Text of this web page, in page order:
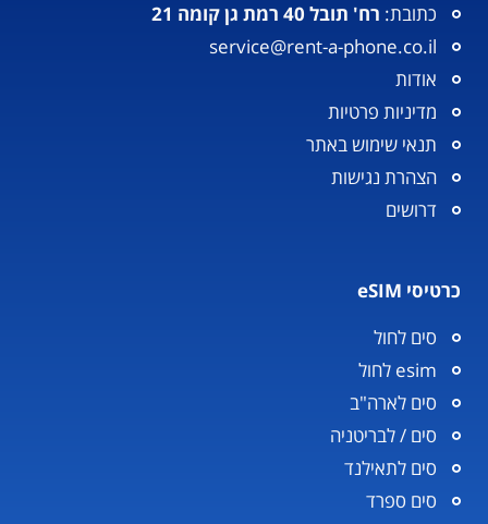
כתובת: רח' תובל 40 רמת גן קומה 21
service@rent-a-phone.co.il
אודות
מדיניות פרטיות
תנאי שימוש באתר
הצהרת נגישות
דרושים
כרטיסי eSIM
סים לחול
esim לחול
סים לארה"ב
סים / לבריטניה
סים לתאילנד
סים ספרד